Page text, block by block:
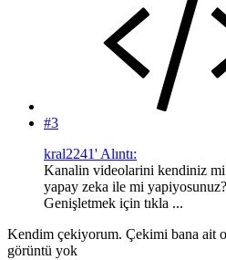
#3
kral2241' Alıntı:
Kanalin videolarini kendiniz
yapay zeka ile mi yapiyosunuz?
Genişletmek için tıkla ...
Kendim çekiyorum. Çekimi bana ait
görüntü yok